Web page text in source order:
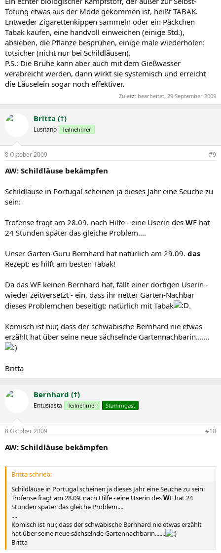
Tötung etwas aus der Mode gekommen ist, heißt TABAK.
Entweder Zigarettenkippen sammeln oder ein Päckchen
Tabak kaufen, eine handvoll einweichen (einige Std.),
absieben, die Pflanze besprühen, einige male wiederholen:
totsicher (nicht nur bei Schildläusen).
P.S.: Die Brühe kann aber auch mit dem Gießwasser
verabreicht werden, dann wirkt sie systemisch und erreicht
die Läuselein sogar noch effektiver.
Zuletzt bearbeitet: 29 September 2009
Britta (†)
Lusitano Teilnehmer
8 Oktober 2009 #9
AW: Schildläuse bekämpfen
Schildläuse in Portugal scheinen ja dieses Jahr eine Seuche zu
sein:
Trofense fragt am 28.09. nach Hilfe - eine Userin des WF hat
24 Stunden später das gleiche Problem....
Unser Garten-Guru Bernhard hat natürlich am 29.09. das
Rezept: es hilft am besten Tabak!
Da das WF keinen Bernhard hat, fällt einer dortigen Userin -
wieder zeitversetzt - ein, dass ihr netter Garten-Nachbar
dieses Problemchen beseitigt: natürlich mit Tabak
.
Komisch ist nur, dass der schwäbische Bernhard nie etwas
erzählt hat über seine neue sächselnde Gartennachbarin.......
Britta
Bernhard (†)
Entusiasta Teilnehmer Stammgast
8 Oktober 2009 #10
AW: Schildläuse bekämpfen
Britta schrieb:
Schildläuse in Portugal scheinen ja dieses Jahr eine Seuche zu sein:
Trofense fragt am 28.09. nach Hilfe - eine Userin desWF hat 24
Stunden später das gleiche Problem....
....
Komisch ist nur, dass der schwäbische Bernhard nie etwas erzählt
hat über seine neue sächselnde Gartennachbarin.......
Britta